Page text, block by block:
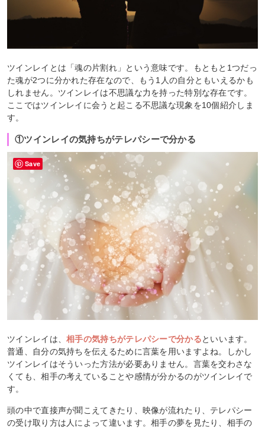
ツインレイとは「魂の片割れ」という意味です。もともと1つだっ
た魂が2つに分かれた存在なので、もう1人の自分ともいえるかも
しれません。ツインレイは不思議な力を持った特別な存在です。
ここではツインレイに会うと起こる不思議な現象を10個紹介しま
す。
①ツインレイの気持ちがテレパシーで分かる
ツインレイは、相手の気持ちがテレパシーで分かるといいます。
普通、自分の気持ちを伝えるために言葉を用いますよね。しかし
ツインレイはそういった方法が必要ありません。言葉を交わさな
くても、相手の考えていることや感情が分かるのがツインレイで
す。
頭の中で直接声が聞こえてきたり、映像が流れたり、テレパシー
の受け取り方は人によって違います。相手の夢を見たり、相手の
Save